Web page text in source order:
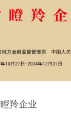
羚企业